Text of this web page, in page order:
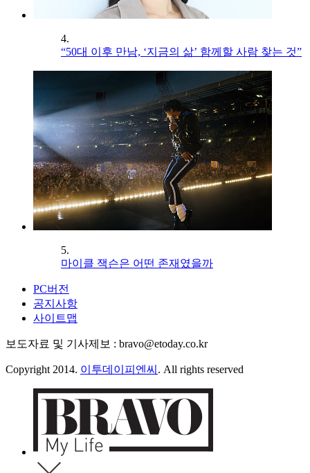
4.
“50대 이후 만남, ‘지금의 삶’ 함께할 사람 찾는 것”
5.
마이클 잭슨은 어떤 존재였을까
PC버전
공지사항
사이트맵
보도자료 및 기사제보 : bravo@etoday.co.kr
Copyright 2014. 이투데이피엔씨 . All rights reserved